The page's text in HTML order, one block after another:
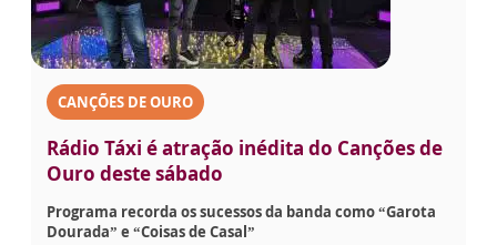
CANÇÕES DE OURO
Rádio Táxi é atração inédita do Canções de
Ouro deste sábado
Programa recorda os sucessos da banda como “Garota
Dourada” e “Coisas de Casal”